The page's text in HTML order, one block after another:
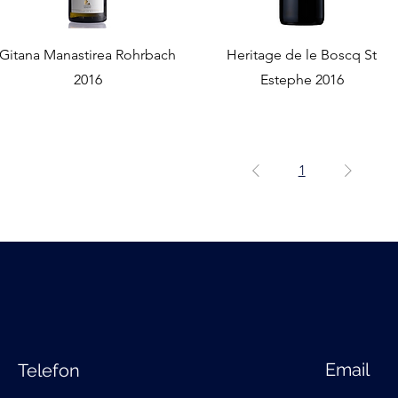
Gitana Manastirea Rohrbach
2016
Heritage de le Boscq St
Estephe 2016
1
Telefon Email